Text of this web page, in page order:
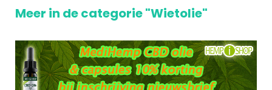
Meer in de categorie "Wietolie"